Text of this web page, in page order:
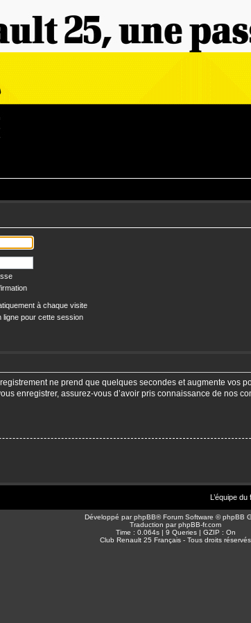
à chaque visite
ligne pour cette session
ne prend que quelques secondes et augmente vos
enregistrer, assurez-vous d’avoir pris connaissance de nos
L’équipe du
Développé parphpBB® Forum Software © phpBB
Traduction parphpBB-fr.com
Time : 0.064s | 9 Queries | GZIP : On
Club Renault 25 Français - Tous droits réservés